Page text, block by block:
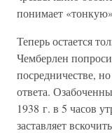
понимает
Теперь остается
Чемберлен
посредничестве,
ответа.
1938 г. в 5 часов
заставляет